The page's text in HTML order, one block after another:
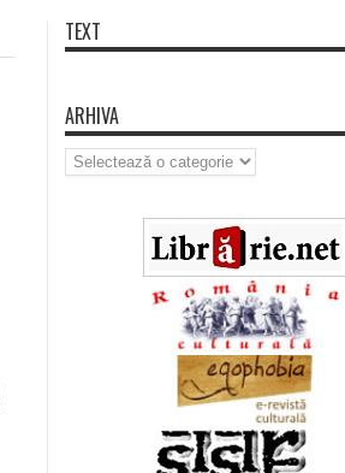
TEXT
ARHIVA
Arhiva